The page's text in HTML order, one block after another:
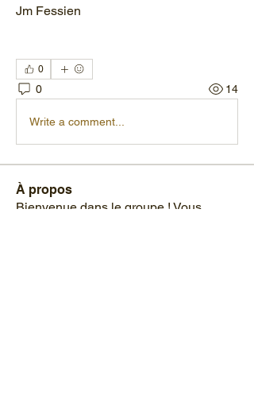
Jm Fessien
0
0 14
Write a comment...
À propos
Bienvenue dans le groupe ! Vous